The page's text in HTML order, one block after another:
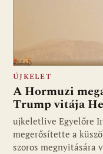
Fotó: ujkelet.live
ÚJKELET
A Hormuzi
Trump vitája
ujkeletlive Egyelőre
megerősítette a
szoros megnyitására